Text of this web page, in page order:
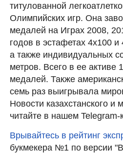
титулованной
Олимпийских игр. Она
медалей на Играх 2008,
годов в эстафетах 4х100 и
а также индивидуальных
метров. Всего в ее активе
медалей. Также
семь раз выигрывала
Новости казахстанского и
читайте в нашем Telegram-
Врывайтесь в рейтинг
букмекера №1 по версии